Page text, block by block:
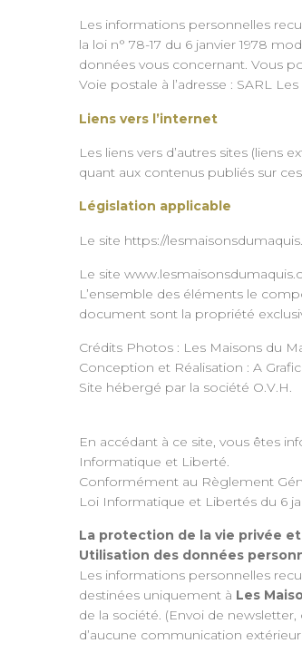
Les informations personnelles
la loi n° 78-17 du 6 janvier 1978
données vous concernant. Vous
Voie postale à l’adresse : SARL
Liens vers l’internet
Les liens vers d’autres sites
quant aux contenus publiés sur
Législation applicable
Le site https://
Le site
L’ensemble des éléments le
document sont la propriété
Crédits Photos : Les Maisons du
Conception et Réalisation : A
Site hébergé par la société O.V.H.
En accédant à ce site, vous êtes
Informatique et Liberté.
Conformément au Règlement
Loi Informatique et Libertés du 6
La protection de la vie privée
Utilisation des données
Les informations personnelles
destinées uniquement à Les
de la société. (Envoi de
d’aucune communication